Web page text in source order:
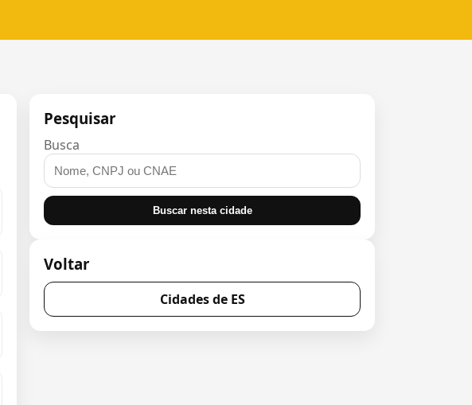
Pesquisar
Busca
Buscar nesta cidade
Voltar
Cidades de ES